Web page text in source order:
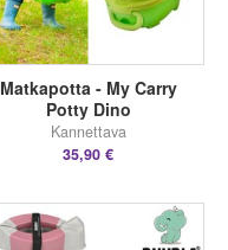
Matkapotta - My Carry
Potty Dino
Kannettava
35,90 €